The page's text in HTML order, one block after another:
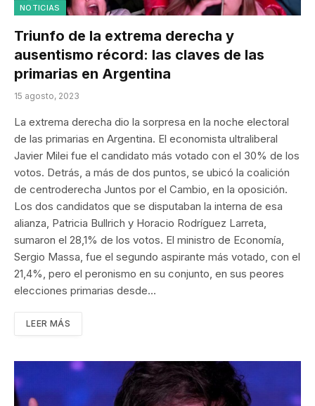
NOTICIAS
Triunfo de la extrema derecha y
ausentismo récord: las claves de las
primarias en Argentina
15 agosto, 2023
La extrema derecha dio la sorpresa en la noche electoral
de las primarias en Argentina. El economista ultraliberal
Javier Milei fue el candidato más votado con el 30% de los
votos. Detrás, a más de dos puntos, se ubicó la coalición
de centroderecha Juntos por el Cambio, en la oposición.
Los dos candidatos que se disputaban la interna de esa
alianza, Patricia Bullrich y Horacio Rodríguez Larreta,
sumaron el 28,1% de los votos. El ministro de Economía,
Sergio Massa, fue el segundo aspirante más votado, con el
21,4%, pero el peronismo en su conjunto, en sus peores
elecciones primarias desde…
LEER MÁS